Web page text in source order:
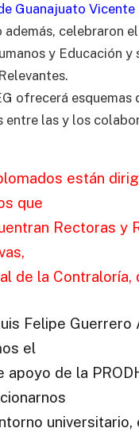
Guanajuato Vicente
además, celebraron
y Educación
ofrecerá
entre las y los
están
que
Rectoras y
de la
Felipe
el
apoyo de la